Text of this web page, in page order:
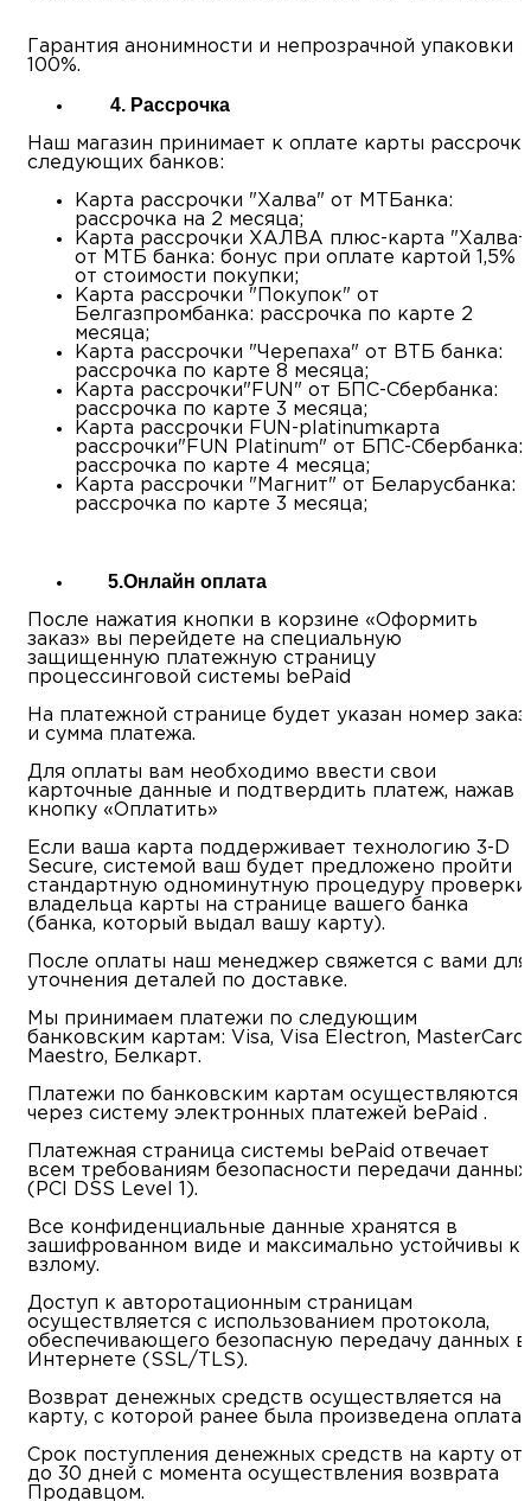
Гарантия анонимности и непрозрачной упаковки
100%.
4. Рассрочка
Наш магазин принимает к оплате карты
следующих банков:
Карта рассрочки "Халва" от МТБанка:
рассрочка на 2 месяца;
Карта рассрочки ХАЛВА плюс-карта
от МТБ банка: бонус при оплате картой 1,5%
от стоимости покупки;
Карта рассрочки "Покупок" от
Белгазпромбанка: рассрочка по карте 2
месяца;
Карта рассрочки "Черепаха" от ВТБ банка:
рассрочка по карте 8 месяца;
Карта рассрочки"FUN" от БПС-Сбербанка:
рассрочка по карте 3 месяца;
Карта рассрочки FUN-platinumкарта
рассрочки"FUN Platinum" от БПС-Сбербанка:
рассрочка по карте 4 месяца;
Карта рассрочки "Магнит" от Беларусбанка:
рассрочка по карте 3 месяца;
5.Онлайн оплата
После нажатия кнопки в корзине «Оформить
заказ» вы перейдете на специальную
защищенную платежную страницу
процессинговой системы bePaid
На платежной странице будет указан номер
и сумма платежа.
Для оплаты вам необходимо ввести свои
карточные данные и подтвердить платеж, нажав
кнопку «Оплатить»
Если ваша карта поддерживает технологию 3-D
Secure, системой ваш будет предложено пройти
стандартную одноминутную процедуру проверки
владельца карты на странице вашего банка
(банка, который выдал вашу карту).
После оплаты наш менеджер свяжется с вами для
уточнения деталей по доставке.
Мы принимаем платежи по следующим
банковским картам: Visa, Visa Electron,
Maestro, Белкарт.
Платежи по банковским картам осуществляются
через систему электронных платежей bePaid .
Платежная страница системы bePaid отвечает
всем требованиям безопасности передачи данных
(PCI DSS Level 1).
Все конфиденциальные данные хранятся в
зашифрованном виде и максимально устойчивы к
взлому.
Доступ к авторотационным страницам
осуществляется с использованием протокола,
обеспечивающего безопасную передачу данных в
Интернетe (SSL/TLS).
Возврат денежных средств осуществляется на
карту, с которой ранее была произведена оплата.
Срок поступления денежных средств на карту от
до 30 дней с момента осуществления возврата
Продавцом.